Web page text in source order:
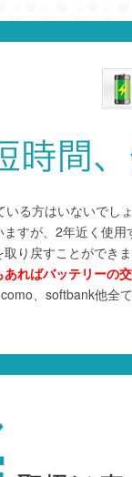
る方はいないでし
すが、2年近く使用
り戻すことができま
あればバッテリーの
、softbank他全